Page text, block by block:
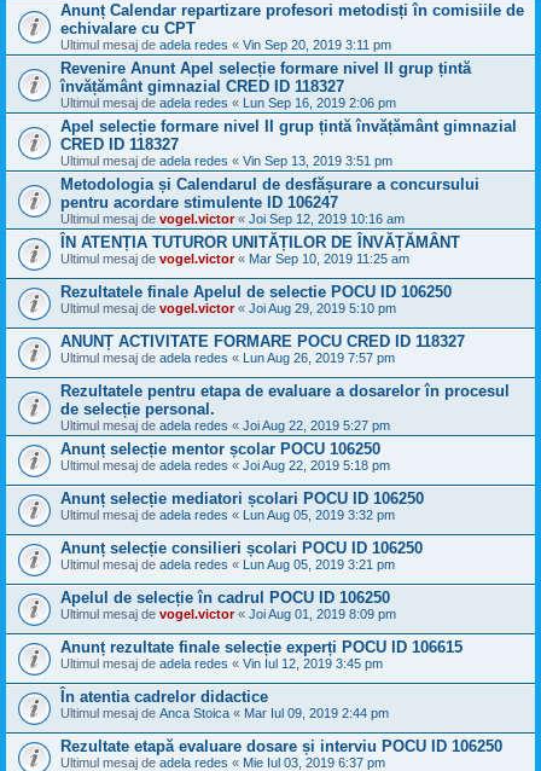
Anunț Calendar repartizare profesori metodisți în comisiile de
echivalare cu CPT
Ultimul mesaj de adela redes « Vin Sep 20, 2019 3:11 pm
Revenire Anunt Apel selecție formare nivel II grup țintă
învățământ gimnazial CRED ID 118327
Ultimul mesaj de adela redes « Lun Sep 16, 2019 2:06 pm
Apel selecție formare nivel II grup țintă învățământ gimnazial
CRED ID 118327
Ultimul mesaj de adela redes « Vin Sep 13, 2019 3:51 pm
Metodologia și Calendarul de desfășurare a concursului
pentru acordare stimulente ID 106247
Ultimul mesaj de vogel.victor« Joi Sep 12, 2019 10:16 am
ÎN ATENȚIA TUTUROR UNITĂȚILOR DE ÎNVĂȚĂMÂNT
Ultimul mesaj de vogel.victor« Mar Sep 10, 2019 11:25 am
Rezultatele finale Apelul de selectie POCU ID 106250
Ultimul mesaj de vogel.victor« Joi Aug 29, 2019 5:10 pm
ANUNȚ ACTIVITATE FORMARE POCU CRED ID 118327
Ultimul mesaj de adela redes « Lun Aug 26, 2019 7:57 pm
Rezultatele pentru etapa de evaluare a dosarelor în procesul
de selecție personal.
Ultimul mesaj de adela redes « Joi Aug 22, 2019 5:27 pm
Anunț selecție mentor școlar POCU 106250
Ultimul mesaj de adela redes « Joi Aug 22, 2019 5:18 pm
Anunț selecție mediatori școlari POCU ID 106250
Ultimul mesaj de adela redes « Lun Aug 05, 2019 3:32 pm
Anunț selecție consilieri școlari POCU ID 106250
Ultimul mesaj de adela redes « Lun Aug 05, 2019 3:21 pm
Apelul de selecție în cadrul POCU ID 106250
Ultimul mesaj de vogel.victor« Joi Aug 01, 2019 8:09 pm
Anunț rezultate finale selecție experți POCU ID 106615
Ultimul mesaj de adela redes « Vin Iul 12, 2019 3:45 pm
În atentia cadrelor didactice
Ultimul mesaj de Anca Stoica « Mar Iul 09, 2019 2:44 pm
Rezultate etapă evaluare dosare și interviu POCU ID 106250
Ultimul mesaj de adela redes « Mie Iul 03, 2019 6:37 pm